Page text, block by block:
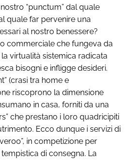
“punctum” dal quale
quale far pervenire una
al nostro benessere?
commerciale che fungeva da
virtualità sistemica radicata
bisogni e infligge desideri.
(crasi tra home e
riscoprono la dimensione
in casa, forniti da una
che prestano i loro quadricipiti
Ecco dunque i servizi di
in competizione per
di consegna. La